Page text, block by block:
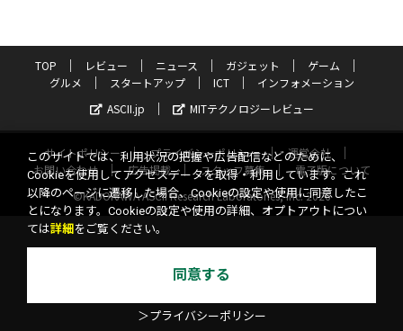
TOP レビュー ニュース ガジェット
ゲーム
グルメ
スタートアップ ICT
インフォメーション
ASCII.jp
MITテクノロジーレビュー
サイトポリシー プライバシーポリシー
運営会社
お問い合わせ
広告掲載 スタッフ募集
電子版について
©KADOKAWA ASCII Research Laboratories, Inc. 2026
このサイトでは、利用状況の把握や広告配信などのために、
Cookieを使用してアクセスデータを取得・利用しています。これ
以降のページに遷移した場合、Cookieの設定や使用に同意したこ
とになります。Cookieの設定や使用の詳細、オプトアウトについ
ては詳細 をご覧ください。
同意する
＞プライバシーポリシー